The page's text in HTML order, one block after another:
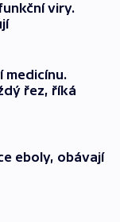
viry.
medicínu.
řez, říká
eboly, obávají